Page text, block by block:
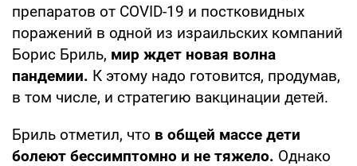
препаратов от COVID-19 и постковидных
поражений в одной из израильских компаний
Борис Бриль, мир ждет новая волна
пандемии. К этому надо готовится, продумав,
в том числе, и стратегию вакцинации детей.
Бриль отметил, что в общей массе дети
болеют бессимптомно и не тяжело. Однако